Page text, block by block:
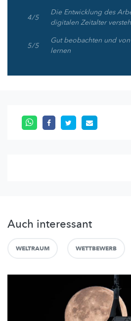
4 / 5
Die Entwicklung des
digitalen Zeitalter
5 / 5
Gut beobachten und
lernen
Auch interessant
WELTRAUM WETTBEWERB